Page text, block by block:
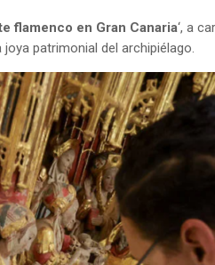
flamenco en Gran Canaria‘, a
patrimonial del archipiélago.